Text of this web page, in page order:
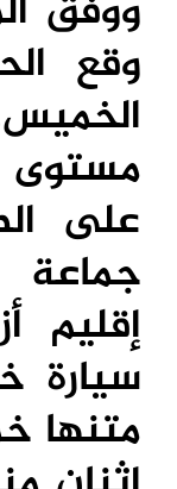
وقع
على
جماعة
إقليم
سيارة
متنها